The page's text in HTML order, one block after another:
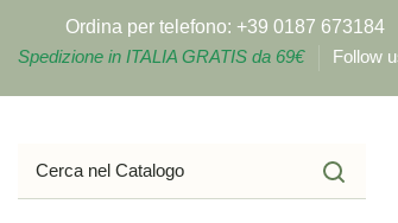
Ordina per telefono: +39 0187 673184
Spedizione in ITALIA GRATIS da 69€
Follow